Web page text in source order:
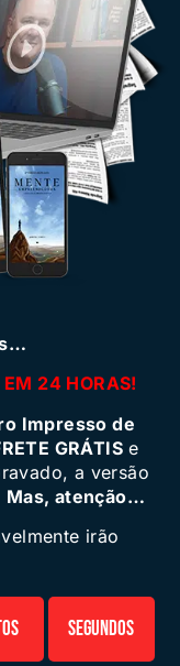
EM 24 HORAS!
Impresso de
GRÁTIS e
a versão
Mas, atenção…
irão
Segundos